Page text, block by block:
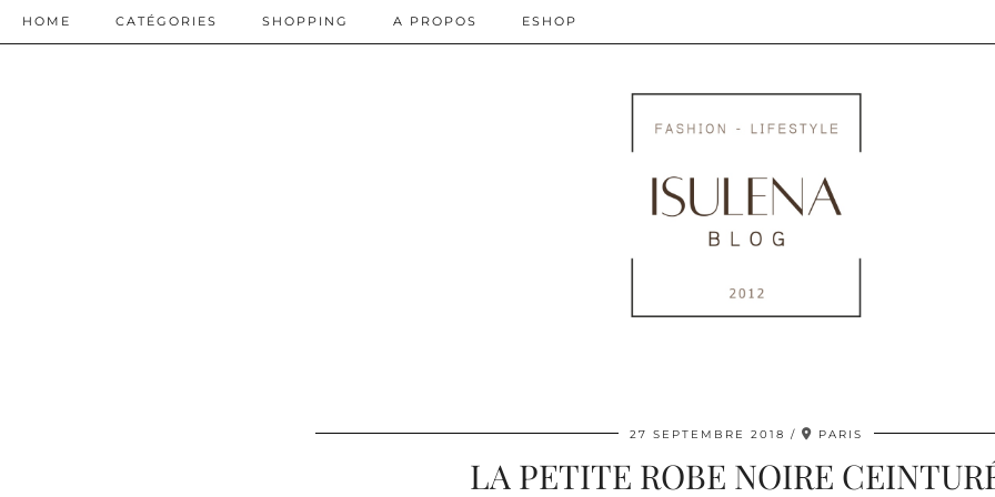
HOME CATÉGORIES SHOPPING A PROPOS ESHOP
27 SEPTEMBRE 2018 PARIS
LA PETITE ROBE NOIRE